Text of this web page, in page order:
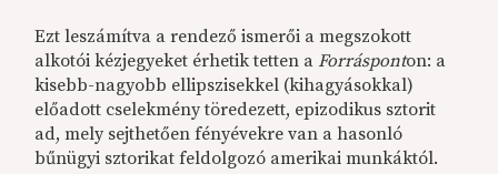
Ezt leszámítva a rendező ismerői a megszokott
alkotói kézjegyeket érhetik tetten aForrásponton: a
kisebb-nagyobb ellipszisekkel (kihagyásokkal)
előadott cselekmény töredezett, epizodikus sztorit
ad, mely sejthetően fényévekre van a hasonló
bűnügyi sztorikat feldolgozó amerikai munkáktól.